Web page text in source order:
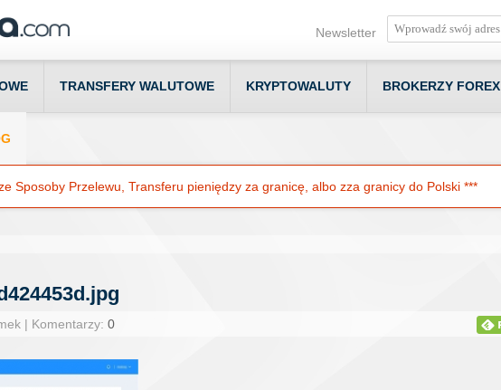
Newsletter
TRANSFERY WALUTOWE KRYPTOWALUTY BROKERZY FOREX
Sposoby Przelewu, Transferu pieniędzy za granicę, albo zza granicy do Polski ***
| Komentarzy: 0